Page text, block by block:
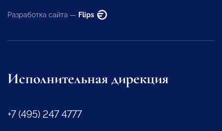
Разработка сайта — Flips
Исполнительная дирекция
+7 (495) 247 4777